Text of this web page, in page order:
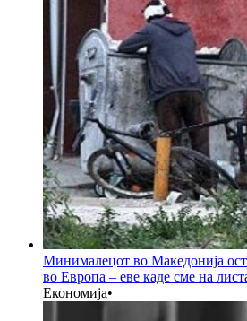
Минималецот во Македонија
во Европа – еве каде сме на
Економија•